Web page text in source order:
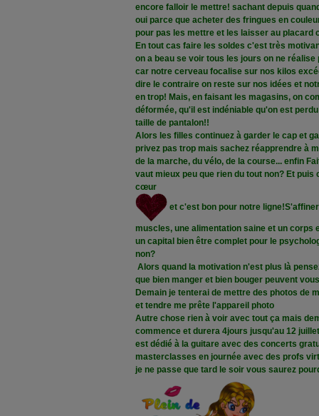
encore falloir le mettre! sachant depuis
oui parce que acheter des fringues en
pour pas les mettre et les laisser au placard
En tout cas faire les soldes c'est très
on a beau se voir tous les jours on ne
car notre cerveau focalise sur nos kilos
dire le contraire on reste sur nos idées et
en trop! Mais, en faisant les magasins, on
déformée, qu'il est indéniable qu'on est
taille de pantalon!!
Alors les filles continuez à garder le cap et
privez pas trop mais sachez réapprendre à
de la marche, du vélo, de la course... enfin
vaut mieux peu que rien du tout non? Et
cœur
et c'est bon pour notre
muscles, une alimentation saine et un corps
un capital bien être complet pour le
non?
Alors quand la motivation n'est plus là
que bien manger et bien bouger peuvent
Demain je tenterai de mettre des photos de
et tendre me prête l'appareil photo
Autre chose rien à voir avec tout ça mais
commence et durera 4jours jusqu'au 12
est dédié à la guitare avec des concerts
masterclasses en journée avec des profs
je ne passe que tard le soir vous saurez